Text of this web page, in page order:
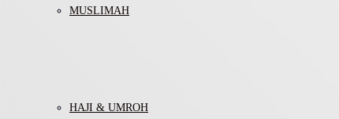
MUSLIMAH
HAJI & UMROH